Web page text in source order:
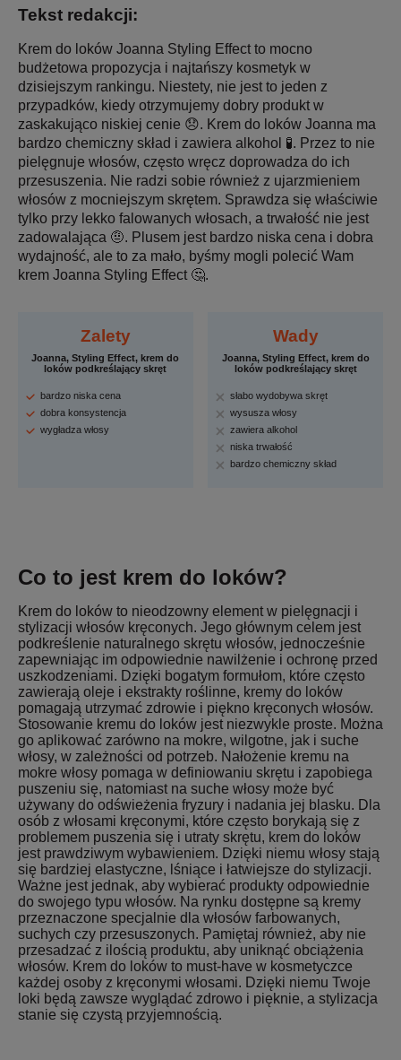
Tekst redakcji:
Krem do loków Joanna Styling Effect to mocno
budżetowa propozycja i najtańszy kosmetyk w
dzisiejszym rankingu. Niestety, nie jest to jeden z
przypadków, kiedy otrzymujemy dobry produkt w
zaskakująco niskiej cenie 😞. Krem do loków Joanna ma
bardzo chemiczny skład i zawiera alkohol 🧪. Przez to nie
pielęgnuje włosów, często wręcz doprowadza do ich
przesuszenia. Nie radzi sobie również z ujarzmieniem
włosów z mocniejszym skrętem. Sprawdza się właściwie
tylko przy lekko falowanych włosach, a trwałość nie jest
zadowalająca 🤨. Plusem jest bardzo niska cena i dobra
wydajność, ale to za mało, byśmy mogli polecić Wam
krem Joanna Styling Effect 🤔.
Zalety
Joanna, Styling Effect, krem do
loków podkreślający skręt
bardzo niska cena
dobra konsystencja
wygładza włosy
Wady
Joanna, Styling Effect, krem do
loków podkreślający skręt
słabo wydobywa skręt
wysusza włosy
zawiera alkohol
niska trwałość
bardzo chemiczny skład
Co to jest krem do loków?
Krem do loków to nieodzowny element w pielęgnacji i
stylizacji włosów kręconych. Jego głównym celem jest
podkreślenie naturalnego skrętu włosów, jednocześnie
zapewniając im odpowiednie nawilżenie i ochronę przed
uszkodzeniami. Dzięki bogatym formułom, które często
zawierają oleje i ekstrakty roślinne, kremy do loków
pomagają utrzymać zdrowie i piękno kręconych włosów.
Stosowanie kremu do loków jest niezwykle proste. Można
go aplikować zarówno na mokre, wilgotne, jak i suche
włosy, w zależności od potrzeb. Nałożenie kremu na
mokre włosy pomaga w definiowaniu skrętu i zapobiega
puszeniu się, natomiast na suche włosy może być
używany do odświeżenia fryzury i nadania jej blasku. Dla
osób z włosami kręconymi, które często borykają się z
problemem puszenia się i utraty skrętu, krem do loków
jest prawdziwym wybawieniem. Dzięki niemu włosy stają
się bardziej elastyczne, lśniące i łatwiejsze do stylizacji.
Ważne jest jednak, aby wybierać produkty odpowiednie
do swojego typu włosów. Na rynku dostępne są kremy
przeznaczone specjalnie dla włosów farbowanych,
suchych czy przesuszonych. Pamiętaj również, aby nie
przesadzać z ilością produktu, aby uniknąć obciążenia
włosów. Krem do loków to must-have w kosmetyczce
każdej osoby z kręconymi włosami. Dzięki niemu Twoje
loki będą zawsze wyglądać zdrowo i pięknie, a stylizacja
stanie się czystą przyjemnością.